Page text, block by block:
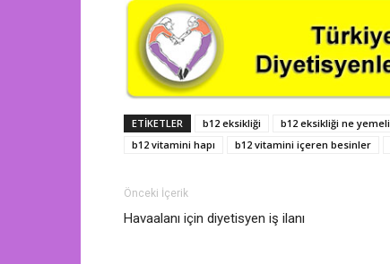
ETIKETLER b12 eksikliği b12 eksikliği ne yemeli
b12 vitamini hapı
b12 vitamini içeren besinler
Önceki İçerik
Havaalanı için diyetisyen iş ilanı